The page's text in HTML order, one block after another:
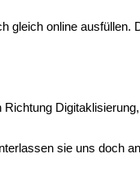
gleich online ausfüllen.
sie uns doch